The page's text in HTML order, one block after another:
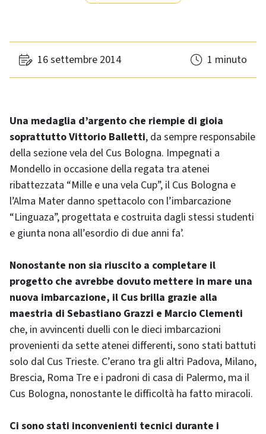
16 settembre 2014 1 minuto
Una medaglia d’argento che riempie di gioia
soprattutto Vittorio Balletti, da sempre responsabile
della sezione vela del Cus Bologna. Impegnati a
Mondello in occasione della regata tra atenei
ribattezzata “Mille e una vela Cup”, il Cus Bologna e
l’Alma Mater danno spettacolo con l’imbarcazione
“Linguaza”, progettata e costruita dagli stessi studenti
e giunta nona all’esordio di due anni fa’.
Nonostante non sia riuscito a completare il
progetto che avrebbe dovuto mettere in mare una
nuova imbarcazione, il Cus brilla grazie alla
maestria di Sebastiano Grazzi e Marcio Clementi
che, in avvincenti duelli con le dieci imbarcazioni
provenienti da sette atenei differenti, sono stati battuti
solo dal Cus Trieste. C’erano tra gli altri Padova, Milano,
Brescia, Roma Tre e i padroni di casa di Palermo, ma il
Cus Bologna, nonostante le difficoltà ha fatto miracoli.
Ci sono stati inconvenienti tecnici durante i